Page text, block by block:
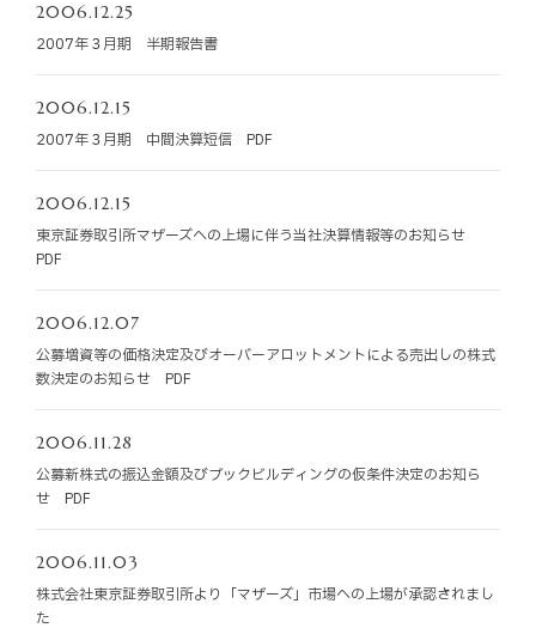
IR・投資家情報
お役立ちコラム
採用情報
お問い合わせ
免責事項サイトマップ
2006.12.25
2007年３月期 半期報告書
2006.12.15
2007年３月期 中間決算短信 PDF
2006.12.15
東京証券取引所マザーズへの上場に伴う当社決算情報等のお知らせ
PDF
2006.12.07
公募増資等の価格決定及びオーバーアロットメントによる売出しの株式
数決定のお知らせ PDF
2006.11.28
公募新株式の振込金額及びブックビルディングの仮条件決定のお知ら
せ PDF
2006.11.03
株式会社東京証券取引所より「マザーズ」市場への上場が承認されまし
た